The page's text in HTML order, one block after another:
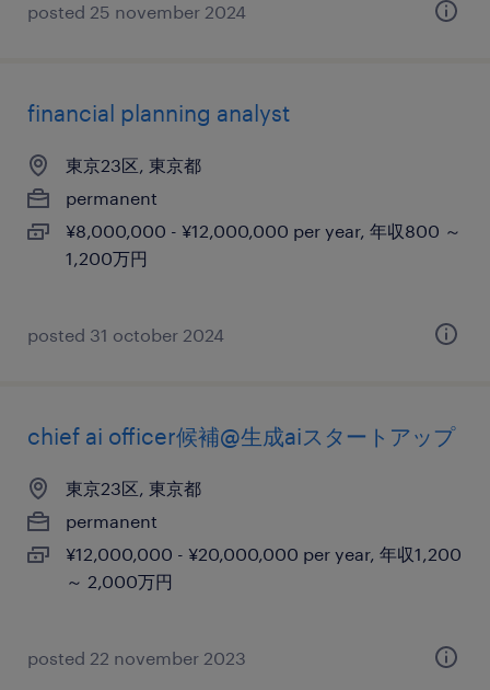
posted 25 november 2024
financial planning analyst
東京23区, 東京都
permanent
¥8,000,000 - ¥12,000,000 per year, 年収800 ～
1,200万円
posted 31 october 2024
chief ai officer候補@生成aiスタートアップ
東京23区, 東京都
permanent
¥12,000,000 - ¥20,000,000 per year, 年収1,200
～ 2,000万円
posted 22 november 2023